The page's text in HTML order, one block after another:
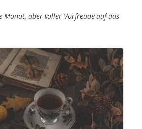
Monat, aber voller Vorfreude auf das